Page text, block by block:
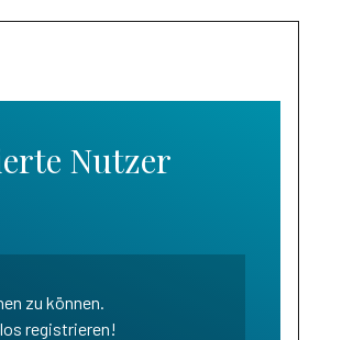
Nutzer
zu können.
registrieren!